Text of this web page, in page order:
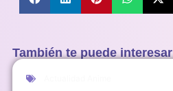
También te puede interesar